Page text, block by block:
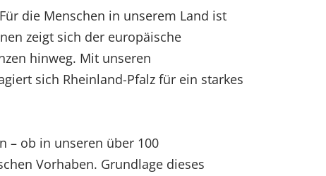
die Menschen in unserem Land ist
zeigt sich der europäische
hinweg. Mit unseren
sich Rheinland-Pfalz für ein starkes
– ob in unseren über 100
Vorhaben. Grundlage dieses